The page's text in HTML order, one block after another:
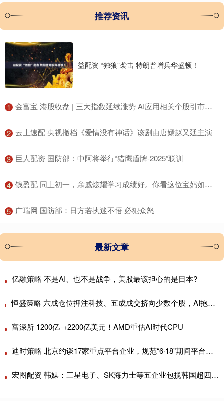
推荐资讯
益配资 “独狼”袭击 特朗普增兵华盛顿！
1 ​金富宝 港股收盘 | 三大指数延续涨势 AI应用相关个股引市场关注
2 ​云上速配 央视撤档《爱情没有神话》该剧由唐嫣赵又廷主演
3 ​巨人配资 国防部：中阿将举行“猎鹰盾牌-2025”联训
4 ​钱盈配 同上初一，亲戚炫耀学习成绩好。你看这位宝妈如何怼回去……
5 ​广瑞网 国防部：日方若执迷不悟 必犯众怒
最新文章
亿融策略 不是AI、也不是战争，美股最该担心的是日本?
恒盛策略 六成仓位押注科技、五成成交挤向少数个股，AI抱团行情会重演历史瓦解吗？
富深所 1200亿→2200亿美元！AMD重估AI时代CPU
迪时策略 北京约谈17家重点平台企业，规范“6·18”期间平台经营行为
宏图配资 韩媒：三星电子、SK海力士等五企业包揽韩国超四成出口